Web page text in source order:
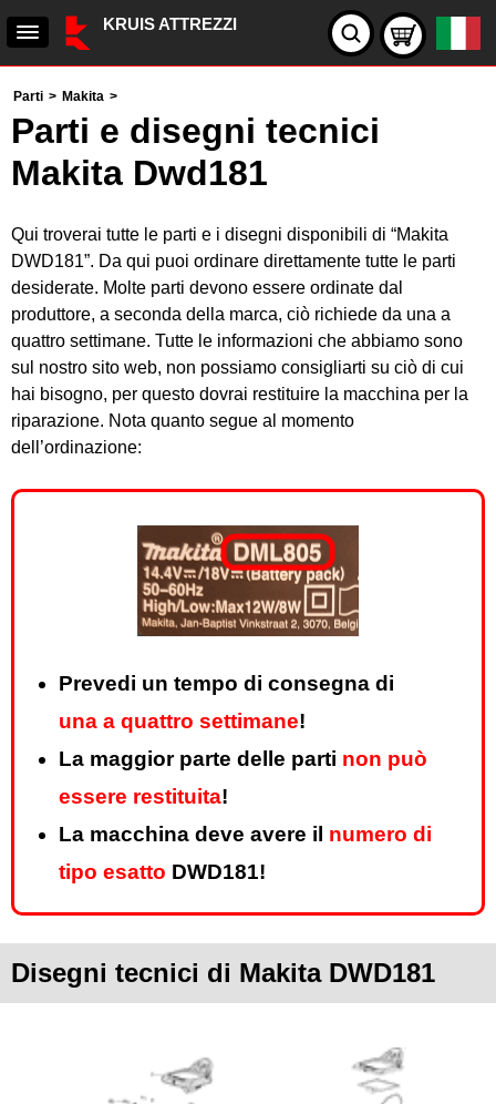
KRUIS ATTREZZI
Parti > Makita >
Parti e disegni tecnici
Makita Dwd181
Qui troverai tutte le parti e i disegni disponibili di “Makita
DWD181”. Da qui puoi ordinare direttamente tutte le parti
desiderate. Molte parti devono essere ordinate dal
produttore, a seconda della marca, ciò richiede da una a
quattro settimane. Tutte le informazioni che abbiamo sono
sul nostro sito web, non possiamo consigliarti su ciò di cui
hai bisogno, per questo dovrai restituire la macchina per la
riparazione. Nota quanto segue al momento
dell’ordinazione:
Prevedi un tempo di consegna di
una a quattro settimane!
La maggior parte delle parti non può
essere restituita!
La macchina deve avere il numero di
tipo esatto DWD181!
Disegni tecnici di Makita DWD181